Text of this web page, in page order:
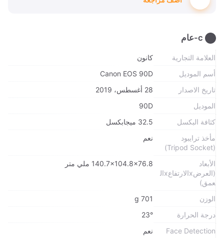
العلامة التجارية
كانون
أسم الموديل
Canon EOS 90D
تاريخ الاصدار
28 أغسطس، 2019
الموديل
90D
كثافة البكسل
32.5 ميجابكسل
مأخذ ترايبود
(Tripod Socket)
نعم
الأبعاد
(العرضxالارتفاعxال
عمق)
140.7x104.8x76.8 ملي متر
الوزن
701 g
درجة الحرارة
23°
Face Detection
نعم